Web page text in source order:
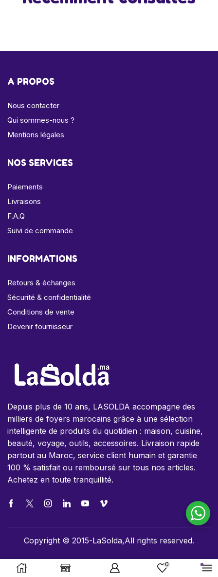
A PROPOS
Nous contacter
Qui sommes-nous ?
Mentions légales
NOS SERVICES
Paiements
Livraisons
F.A.Q
Suivi de commande
INFORMATIONS
Retours & échanges
Sécurité & confidentialité
Conditions de vente
Devenir fournisseur
Depuis plus de 10 ans, LASOLDA accompagne des
milliers de foyers marocains grâce à une sélection
intelligente de produits du quotidien : maison, cuisine,
beauté, voyage, outils, accessoires. Livraison rapide
partout au Maroc, service client humain et garantie
100 % satisfait ou remboursé sur tous nos articles.
Achetez en toute tranquillité.
Copyright © 2015-LaSolda,All rights reserved.
0